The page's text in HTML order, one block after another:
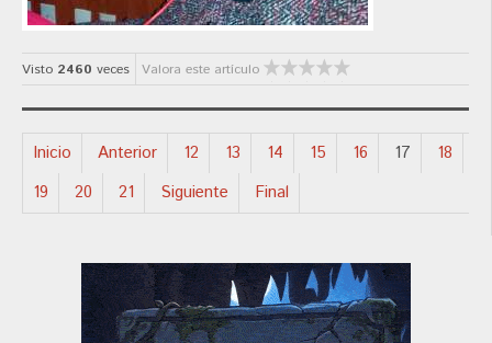
Visto 2460 veces Valora este artículo
Inicio Anterior 12 13 14 15 16 17
18
19
20 21 Siguiente Final